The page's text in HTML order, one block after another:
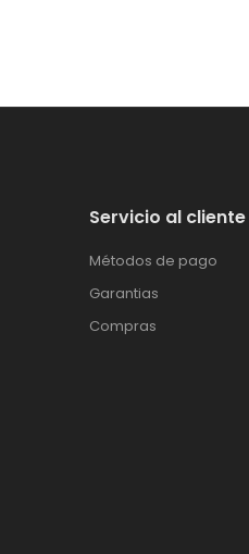
Servicio al cliente
Métodos de pago
Garantias
Compras